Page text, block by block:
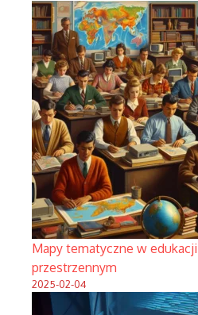
Mapy tematyczne w
przestrzennym
2025-02-04